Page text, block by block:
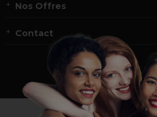
Nos Offres
Contact
Vous n’êtes pas un